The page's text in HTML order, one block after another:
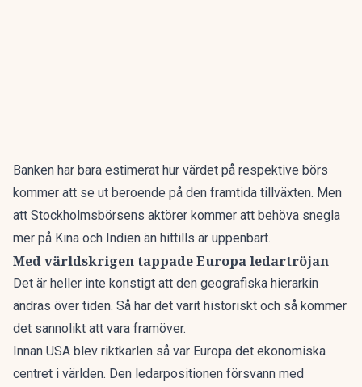
Banken har bara estimerat hur värdet på respektive börs
kommer att se ut beroende på den framtida tillväxten. Men
att Stockholmsbörsens aktörer kommer att behöva snegla
mer på Kina och Indien än hittills är uppenbart.
Med världskrigen tappade Europa ledartröjan
Det är heller inte konstigt att den geografiska hierarkin
ändras över tiden. Så har det varit historiskt och så kommer
det sannolikt att vara framöver.
Innan USA blev riktkarlen så var Europa det ekonomiska
centret i världen. Den ledarpositionen försvann med